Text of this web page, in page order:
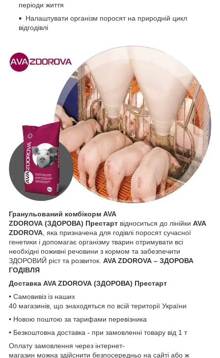
періоди життя
Налаштувати організм поросят на природній цикл
відгодівлі
Гранульований комбікорм AVA
ZDOROVA (ЗДОРОВА) Престарт відноситься до лінійки AVA
ZDOROVA, яка призначена для годівлі поросят сучасної
генетики і допомагає організму тварин отримувати всі
необхідні поживні речовини з кормом та забезпечити
ЗДОРОВИЙ ріст та розвиток. AVA ZDOROVA – ЗДОРОВА
ГОДІВЛЯ
Доставка AVA ZDOROVA (ЗДОРОВА) Престарт
• Самовивіз із наших
40 магазинів, що знаходяться по всій території України
• Новою поштою за тарифами перевізника
• Безкоштовна доставка - при замовленні товару від 1 т
Оплату замовлення через інтернет-
магазин можна здійснити безпосередньо на сайті або ж